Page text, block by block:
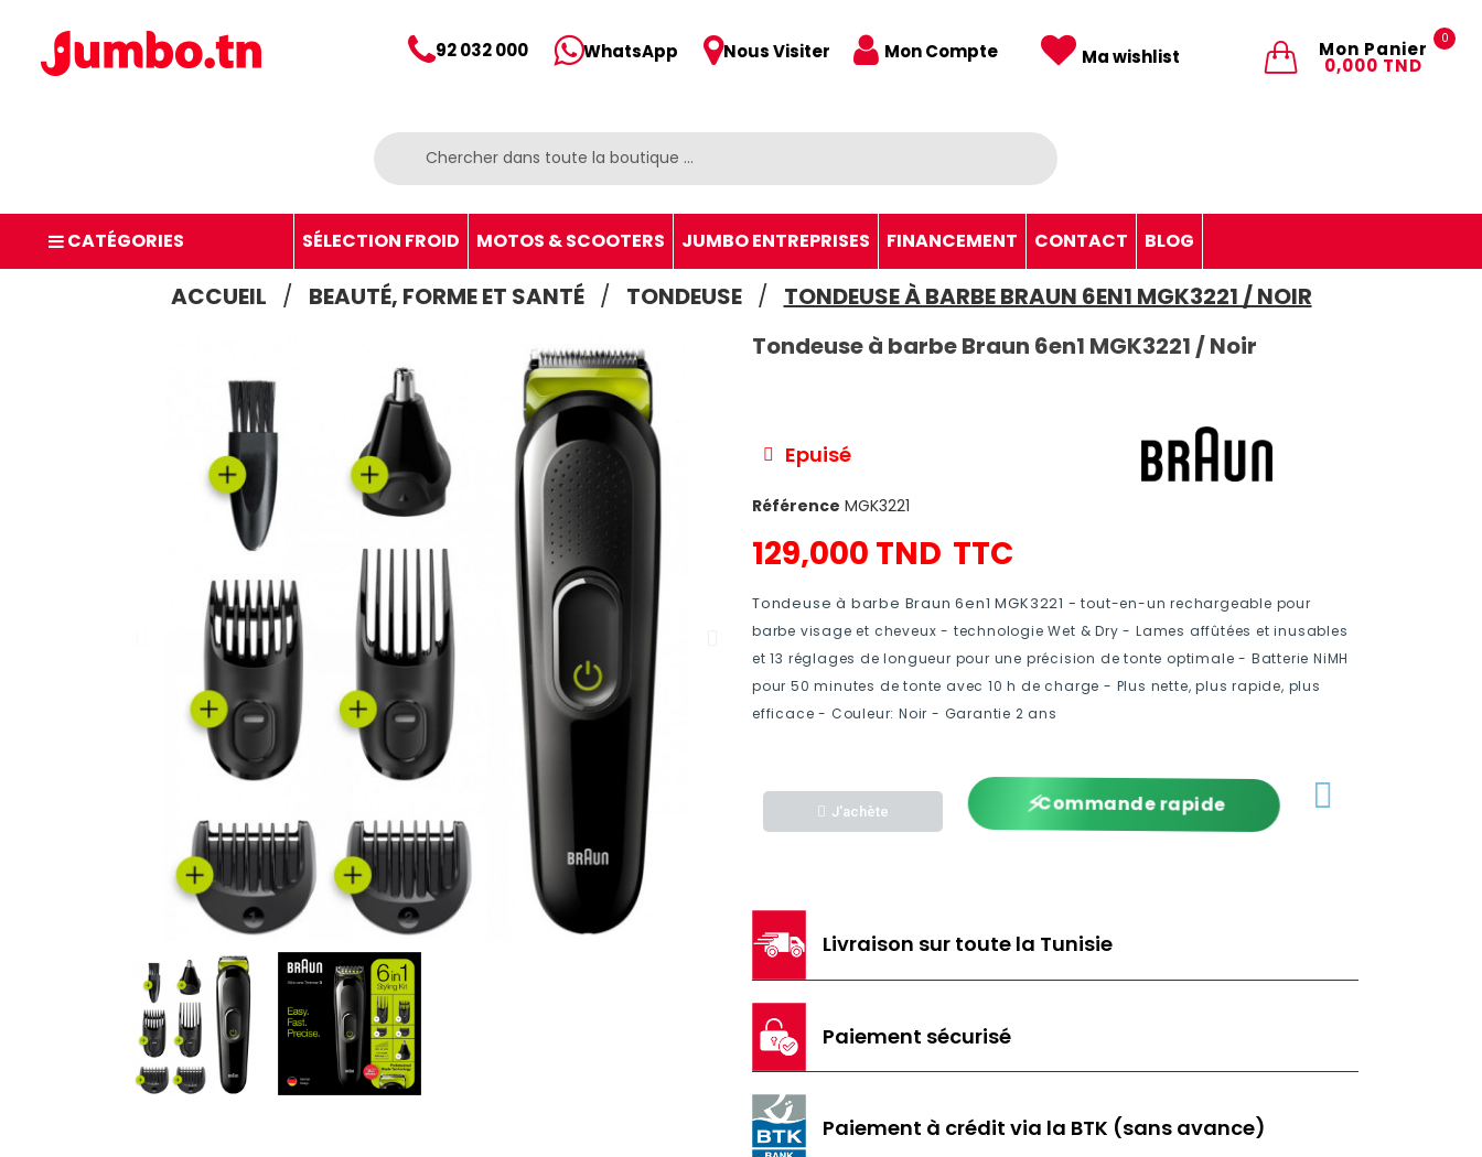
92 032 000 WhatsApp Nous Visiter
0
Mon Panier
0,000 TND
Mon Compte Ma wishlist
CATÉGORIES SÉLECTION FROID MOTOS & SCOOTERS JUMBO ENTREPRISES FINANCEMENT CONTACT BLOG
ACCUEIL BEAUTÉ, FORME ET SANTÉ TONDEUSE
TONDEUSE À BARBE BRAUN 6EN1 MGK3221 / NOIR
Tondeuse à barbe Braun 6en1 MGK3221 / Noir
Epuisé
Référence MGK3221
129,000 TND TTC
Tondeuse à barbe Braun 6en1 MGK3221 -tout-en-un rechargeable pour
barbe visage et cheveux - technologie Wet & Dry - Lames affûtées et inusables
et 13 réglages de longueur pour une précision de tonte optimale - Batterie NiMH
pour 50 minutes de tonte avec 10 h de charge - Plus nette, plus rapide, plus
efficace - Couleur: Noir - Garantie 2 ans
J'achète ⚡Commande rapide
Livraison sur toute la Tunisie
Paiement sécurisé
Paiement à crédit via la BTK (sans avance)